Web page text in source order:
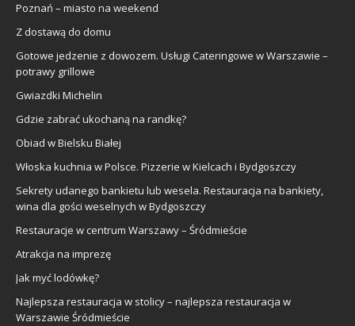
Poznań – miasto na weekend
Z dostawą do domu
Gotowe jedzenie z dowozem. Usługi Cateringowe w Warszawie –
potrawy grillowe
Gwiazdki Michelin
Gdzie zabrać ukochaną na randkę?
Obiad w Bielsku Białej
Włoska kuchnia w Polsce. Pizzerie w Kielcach i Bydgoszczy
Sekrety udanego bankietu lub wesela. Restauracja na bankiety,
wina dla gości weselnych w Bydgoszczy
Restauracje w centrum Warszawy – Śródmieście
Atrakcja na imprezę
Jak myć lodówkę?
Najlepsza restauracja w stolicy – najlepsza restauracja w
Warszawie Śródmieście